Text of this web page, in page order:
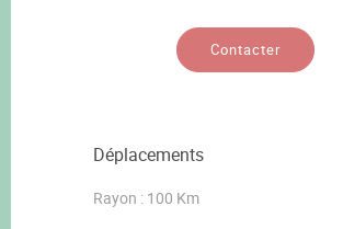
Contacter
Déplacements
Rayon : 100 Km